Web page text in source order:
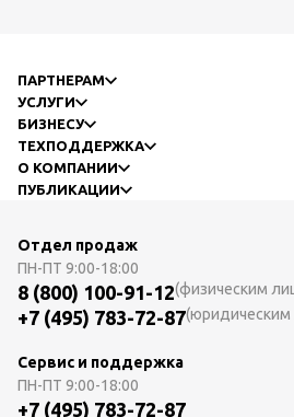
ПАРТНЕРАМ
УСЛУГИ
БИЗНЕСУ
ТЕХПОДДЕРЖКА
О КОМПАНИИ
ПУБЛИКАЦИИ
Отдел продаж
ПН-ПТ 9:00-18:00
8 (800) 100-91-12(физическим
+7 (495) 783-72-87(юридическим
Сервис и поддержка
ПН-ПТ 9:00-18:00
+7 (495) 783-72-87